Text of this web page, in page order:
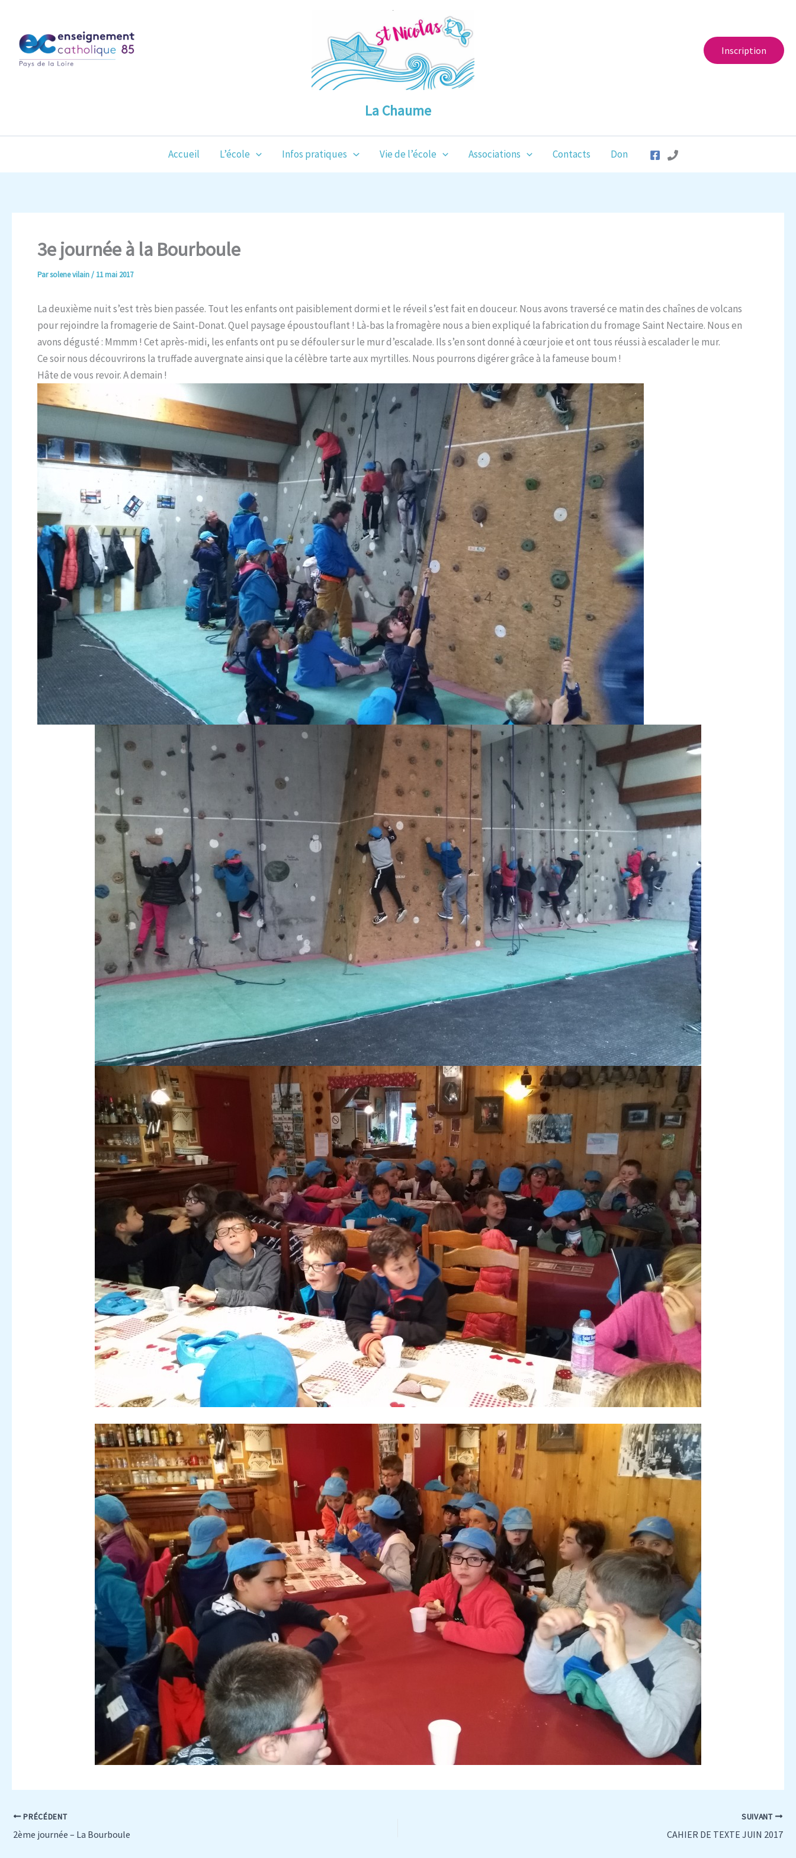
contenu
Inscription
La Chaume
Accueil L’école Infos pratiques Vie de l’école Associations Contacts Don
3e journée à la Bourboule
Parsolene vilain/ 11 mai 2017
La deuxième nuit s’est très bien passée. Tout les enfants ont paisiblement dormi et le réveil s’est fait en douceur. Nous avons traversé ce matin des chaînes de volcans
pour rejoindre la fromagerie de Saint-Donat. Quel paysage époustouflant ! Là-bas la fromagère nous a bien expliqué la fabrication du fromage Saint Nectaire. Nous en
avons dégusté : Mmmm ! Cet après-midi, les enfants ont pu se défouler sur le mur d’escalade. Ils s’en sont donné à cœur joie et ont tous réussi à escalader le mur.
Ce soir nous découvrirons la truffade auvergnate ainsi que la célèbre tarte aux myrtilles. Nous pourrons digérer grâce à la fameuse boum !
Hâte de vous revoir. A demain !
PRÉCÉDENT
2ème journée – La Bourboule
SUIVANT
CAHIER DE TEXTE JUIN 2017